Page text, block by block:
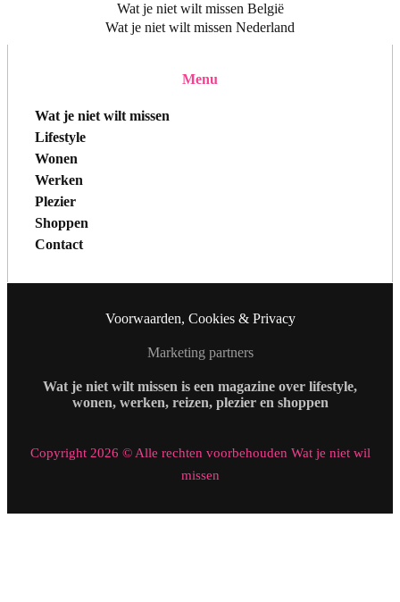
Wat je niet wilt missen België
Wat je niet wilt missen Nederland
Menu
Wat je niet wilt missen
Lifestyle
Wonen
Werken
Plezier
Shoppen
Contact
Voorwaarden, Cookies & Privacy
Marketing partners
Wat je niet wilt missen is een magazine over lifestyle,
wonen, werken, reizen, plezier en shoppen
Copyright 2026 © Alle rechten voorbehouden Wat je niet wil
missen